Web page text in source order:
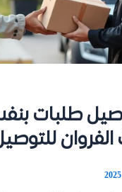
طلبات